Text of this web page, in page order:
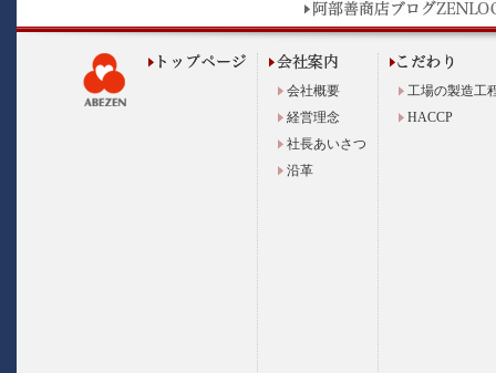
会社概要
経営理念
社長あいさつ
沿革
工場の製造工
HACCP